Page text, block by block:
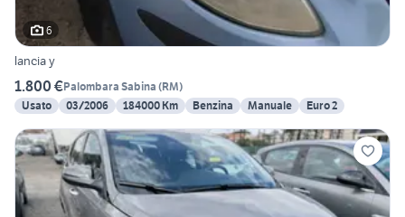
6
lancia y
1.800 €Palombara Sabina (RM)
Usato
03/2006 184000 Km Benzina Manuale Euro 2